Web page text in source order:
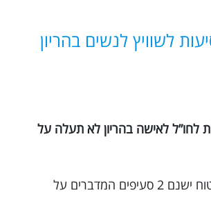
לשוויץ לנשים בהריון
לחו”ל לאישה בהריון לא תעלה על
בחברות הביטוח ישנם 2 סעיפים המדברים על